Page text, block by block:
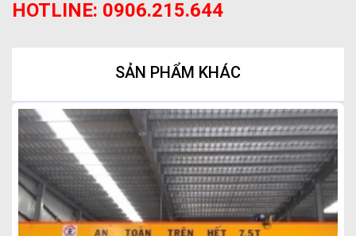
HOTLINE: 0906.215.644
SẢN PHẨM KHÁC